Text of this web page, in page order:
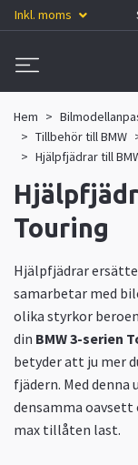
Inkl. moms
Hem
Tillbehör till BMW
Hjälpfjädrar till
Touring
Hjälpfjädrar
samarbetar med
olika styrkor
din BMW 3-serien
betyder att ju mer
fjädern. Med
densamma oavsett
max tillåten last.